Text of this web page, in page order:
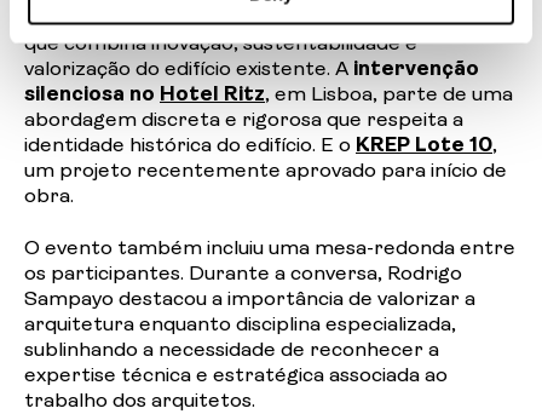
Porto, é um projeto de requalificação de escritórios
que combina inovação, sustentabilidade e
valorização do edifício existente. A intervenção
silenciosa no Hotel Ritz, em Lisboa, parte de uma
abordagem discreta e rigorosa que respeita a
identidade histórica do edifício. E o KREP Lote 10,
um projeto recentemente aprovado para início de
obra.
O evento também incluiu uma mesa-redonda entre
os participantes. Durante a conversa, Rodrigo
Sampayo destacou a importância de valorizar a
arquitetura enquanto disciplina especializada,
sublinhando a necessidade de reconhecer a
expertise técnica e estratégica associada ao
trabalho dos arquitetos.